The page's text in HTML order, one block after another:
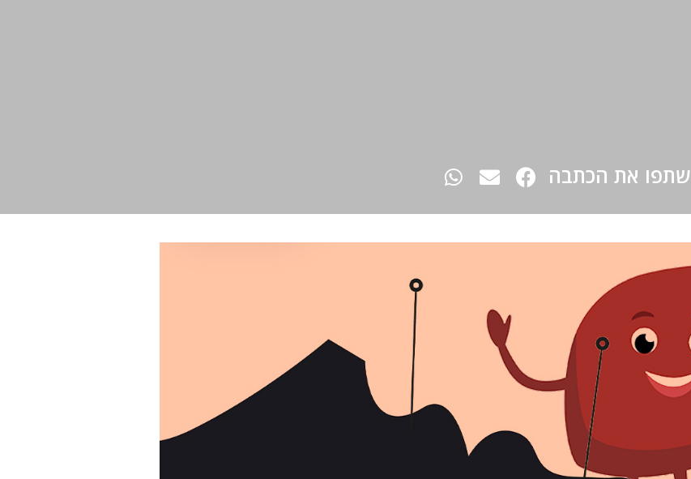
שתפו את הכתבה